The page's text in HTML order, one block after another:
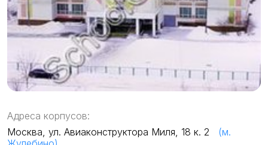
Адреса корпусов:
Москва, ул. Авиаконструктора Миля, 18 к. 2 (м.